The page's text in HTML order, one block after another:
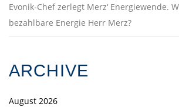
Evonik-Chef zerlegt Merz‘ Energiewende.
bezahlbare Energie Herr Merz?
ARCHIVE
August 2026